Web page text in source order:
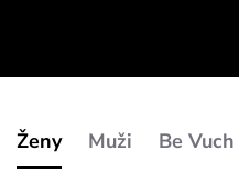
Ženy Muži Be Vuch